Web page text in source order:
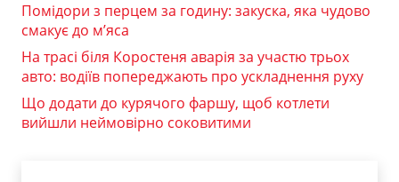
Помідори з перцем за годину: закуска, яка чудово
смакує до м’яса
На трасі біля Коростеня аварія за участю трьох
авто: водіїв попереджають про ускладнення руху
Що додати до курячого фаршу, щоб котлети
вийшли неймовірно соковитими